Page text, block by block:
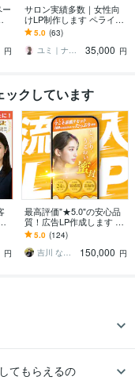
円
サロン実績多数｜女性向
けLP制作します ペライ
チ・Wix対応｜構成サポー
トあり
5.0 (63)
ユミ｜ナチュラルデザインのWEB制作
35,000 円
ックしています
円
最高評価"★5.0"の安心品
質！広告LP作成します セ
ットで"広告動画"が50%O
FF！LP単品の制作も大歓
迎！
5.0 (124)
吉川 なおき
150,000 円
てもらえるの